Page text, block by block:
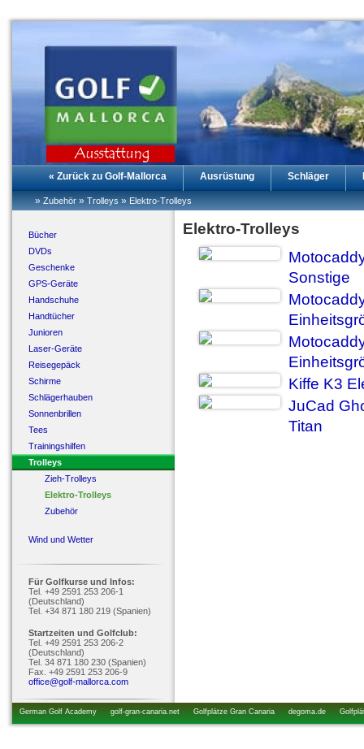
« Zurück zu Golf-Mallorca Ausrüstung Schläger
» Zubehör » Trolleys » Elektro-Trolleys
Bücher
DVDs
Geschenke
GPS-Geräte
Handschuhe
Handtücher
Junioren
Laser-Geräte
Reisegepäck
Schirme
Schlägerhauben
Sonnenbrillen
Tees
Trainingshilfen
Trolleys
Zieh-Trolleys
Elektro-Trolleys
Zubehör
Wind und Wetter
Für Golfkurse und Infos:
Tel. +49 2591 253 206-1
(Deutschland)
Tel. +34 871 180 219 (Spanien)
Startzeiten und Golfclub:
Tel. +49 2591 253 206-2
(Deutschland)
Tel. 34 871 180 230 (Spanien)
Fax. +49 2591 253 206-9
office@golf-mallorca.com
Elektro-Trolleys
Sonstige
Kiffe K3
JuCad
Titan
German Golf Academy golf-gran-canaria.net Golfplätze Gran Canaria degoma.de
startzeiten.de golfkurs-urlaub.de